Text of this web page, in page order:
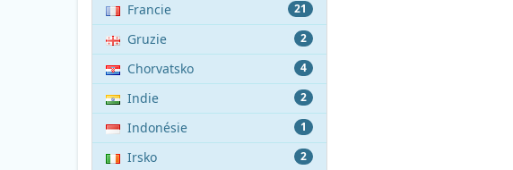
21
Francie
2
Gruzie
4
Chorvatsko
2
Indie
1
Indonésie
2
Irsko